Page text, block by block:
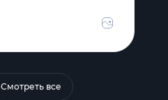
Смотреть все